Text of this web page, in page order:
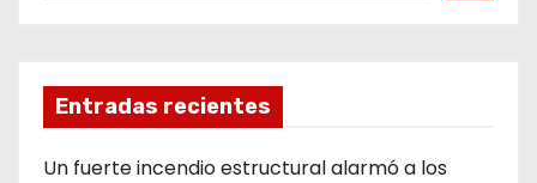
Entradas recientes
Un fuerte incendio estructural alarmó a los